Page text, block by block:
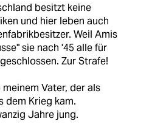
besitzt keine
und hier leben auch
Weil Amis
sie nach '45 alle für
Zur Strafe!
Vater, der als
dem Krieg kam.
Jahre jung.